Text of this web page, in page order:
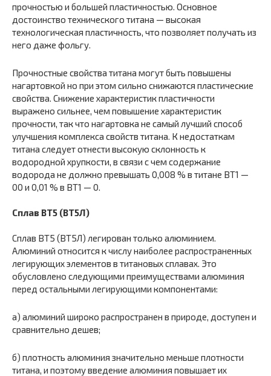
прочностью и большей пластичностью. Основное
достоинство технического титана — высокая
технологическая пластичность, что позволяет получать из
него даже фольгу.
Прочностные свойства титана могут быть повышены
нагартовкой но при этом сильно снижаются пластические
свойства. Снижение характеристик пластичности
выражено сильнее, чем повышение характеристик
прочности, так что нагартовка не самый лучший способ
улучшения комплекса свойств титана. К недостаткам
титана следует отнести высокую склонность к
водородной хрупкости, в связи с чем содержание
водорода не должно превышать 0,008 % в титане ВТ1 —
00 и 0,01 % в ВТ1 — 0.
Сплав ВТ5 (ВТ5Л)
Сплав ВТ5 (ВТ5Л) легирован только алюминием.
Алюминий относится к числу наиболее распространенных
легирующих элементов в титановых сплавах. Это
обусловлено следующими преимуществами алюминия
перед остальными легирующими компонентами:
а) алюминий широко распространен в природе, доступен и
сравнительно дешев;
б) плотность алюминия значительно меньше плотности
титана, и поэтому введение алюминия повышает их